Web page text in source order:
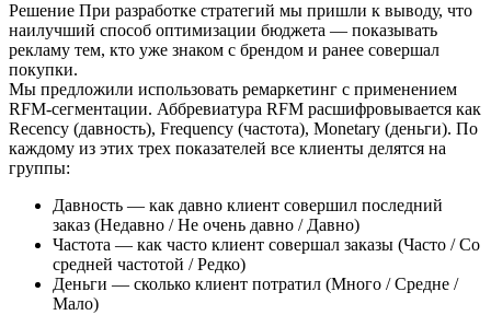
Решение При разработке стратегий мы пришли к выводу, что
наилучший способ оптимизации бюджета — показывать
рекламу тем, кто уже знаком с брендом и ранее совершал
покупки.
Мы предложили использовать ремаркетинг с применением
RFM-сегментации. Аббревиатура RFM расшифровывается как
Recency (давность), Frequency (частота), Monetary (деньги). По
каждому из этих трех показателей все клиенты делятся на
группы:
Давность — как давно клиент совершил последний
заказ (Недавно / Не очень давно / Давно)
Частота — как часто клиент совершал заказы (Часто / Со
средней частотой / Редко)
Деньги — сколько клиент потратил (Много / Средне /
Мало)